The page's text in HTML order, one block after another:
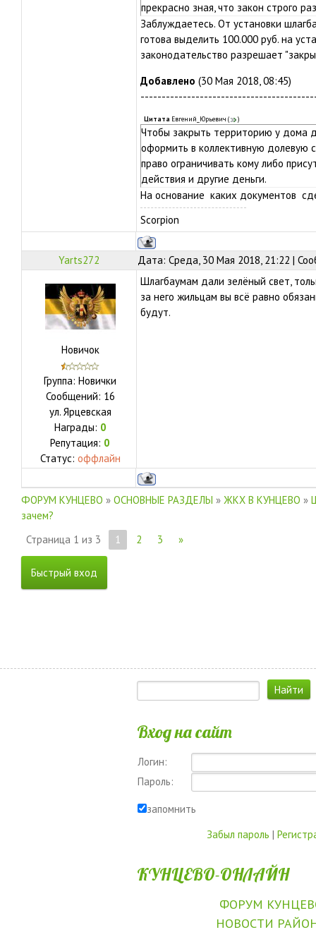
прекрасно зная, что закон строго
Заблуждаетесь. От установки
готова выделить 100.000 руб. на
законодательство разрешает
Добавлено (30 Мая 2018, 08:45)
Цитата Евгений_Юрьевич ( )
Чтобы закрыть территорию у дома
оформить в коллективную долевую
право ограничивать кому либо
действия и другие деньги.
На основание каких документов
Scorpion
Yarts272 Дата: Среда, 30 Мая 2018, 21:22 |
Новичок
Группа: Новички
Сообщений: 16
ул. Ярцевская
Награды: 0
Репутация: 0
Статус: оффлайн
Шлагбаумам дали зелёный свет,
за него жильцам вы всё равно
будут.
ФОРУМ КУНЦЕВО » ОСНОВНЫЕ РАЗДЕЛЫ » ЖКХ В КУНЦЕВО »
зачем?
Страница 1 из 3 1 2 3 »
Вход на сайт
Логин:
Пароль:
запомнить
Забыл пароль |
КУНЦЕВО-ОНЛАЙН
ФОРУМ
НОВОСТИ